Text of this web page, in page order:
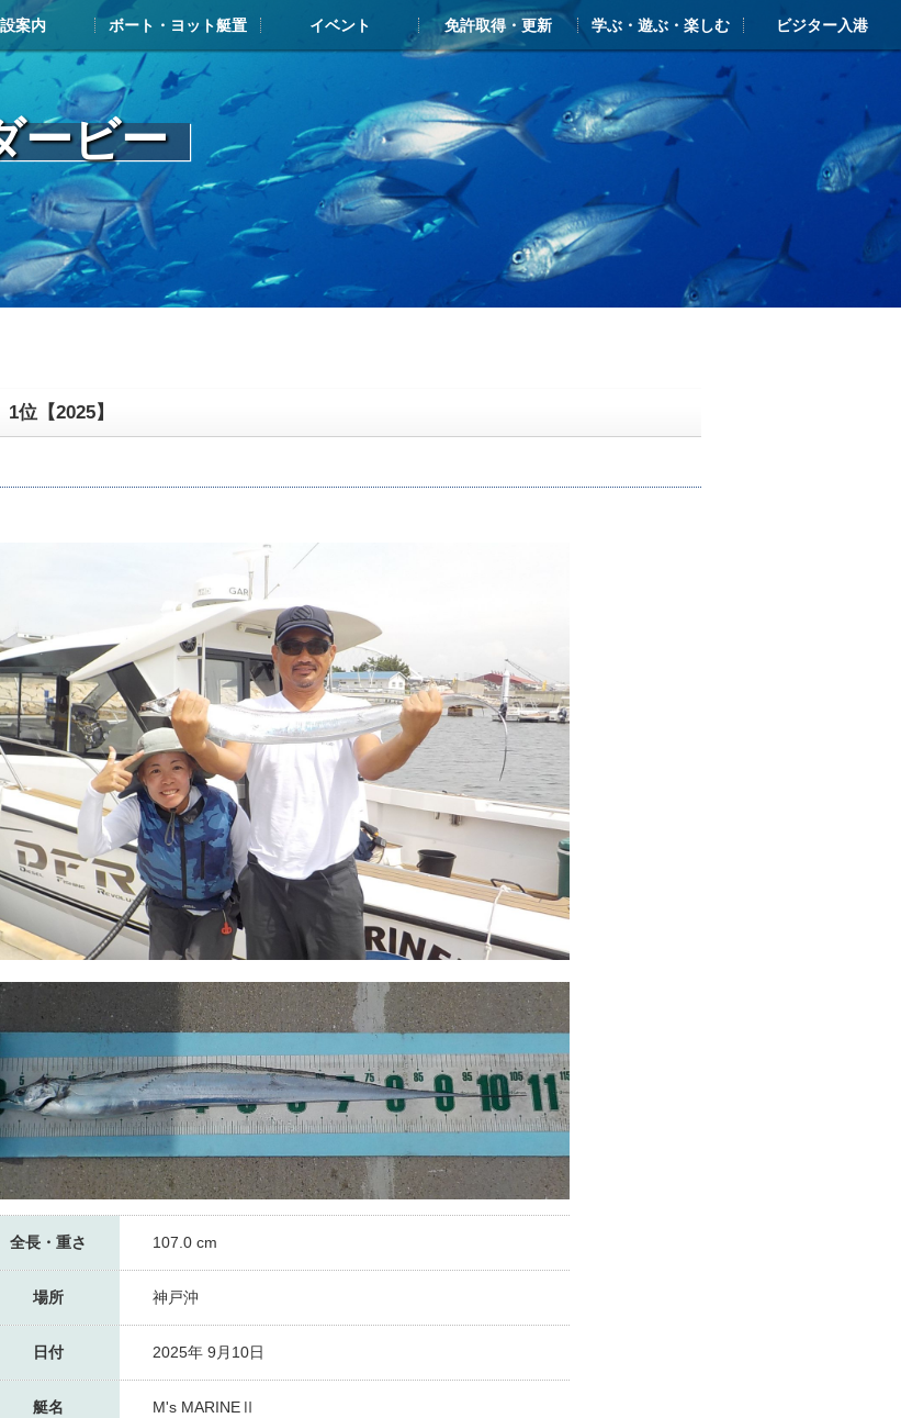
案内
艇置・給油メンテナンス施設
レストラン・カフェ
マリンショップ
その他ヨットハーバー内施設
ヨット展示艇情報
ボート・ヨット艇置
お申込み・搬入の流れ
艇置料金
解約について
メンテナンスについて
よくある質問
イベント 免許取得・更新 学ぶ・遊ぶ・楽しむ
学ぶ・遊ぶ・楽しむTOP
シースタイル・マリン塾
新西宮レンタルヨットクラブ
ヨットスクール
体験クルーズ（ボート・ヨット）
クルージングガイド
ビジター入港
ビジターバース・入港のご案内
しんにしのみや海の駅
ービー
位【2025】
全長・重さ 107.0 cm
場所 神戸沖
日付 2025年 9月10日
艇名 M's MARINEⅡ